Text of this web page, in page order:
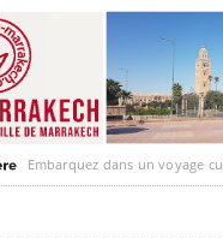
Embarquez dans un voyage culturel